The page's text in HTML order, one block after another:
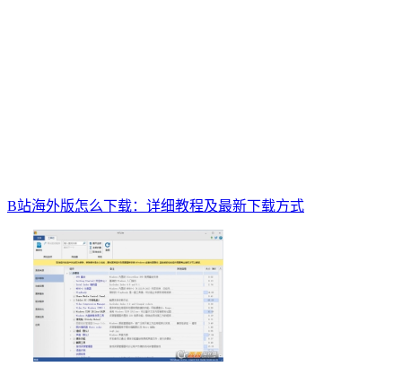
B站海外版怎么下载：详细教程及最新下载方式